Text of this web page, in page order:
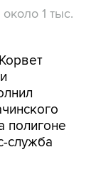
1 тыс.
полигоне
служба